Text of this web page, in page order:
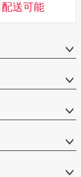
送可能